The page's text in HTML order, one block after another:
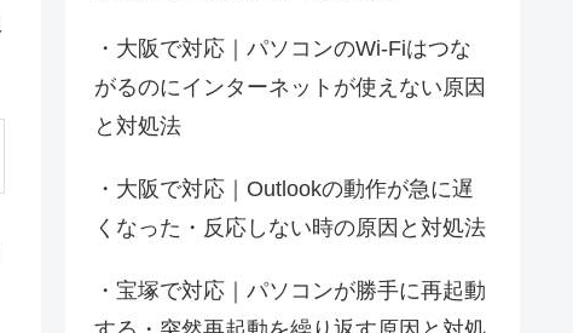
大阪で対応｜パソコンのWi-Fiはつな
がるのにインターネットが使えない原因
と対処法
大阪で対応｜Outlookの動作が急に遅
くなった・反応しない時の原因と対処法
宝塚で対応｜パソコンが勝手に再起動